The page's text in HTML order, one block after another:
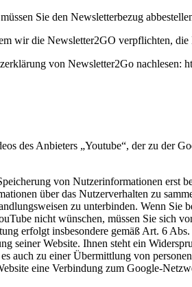
Sie den Newsletterbezug
wir die Newsletter2GO verpflichten,
von Newsletter2Go nachlesen:
des Anbieters „Youtube“, der zu
von Nutzerinformationen erst
über das Nutzerverhalten zu
zu unterbinden. Wenn
nicht wünschen, müssen Sie sich
erfolgt insbesondere gemäß Art. 6
seiner Website. Ihnen steht ein
auch zu einer Übermittlung von
eine Verbindung zum Google-